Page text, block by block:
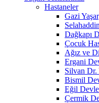
Hastaneler
Gazi
Dağkapı
Çocuk
Ağız ve
Ergani
Silvan Dr.
Bismil
Eğil
Çermik